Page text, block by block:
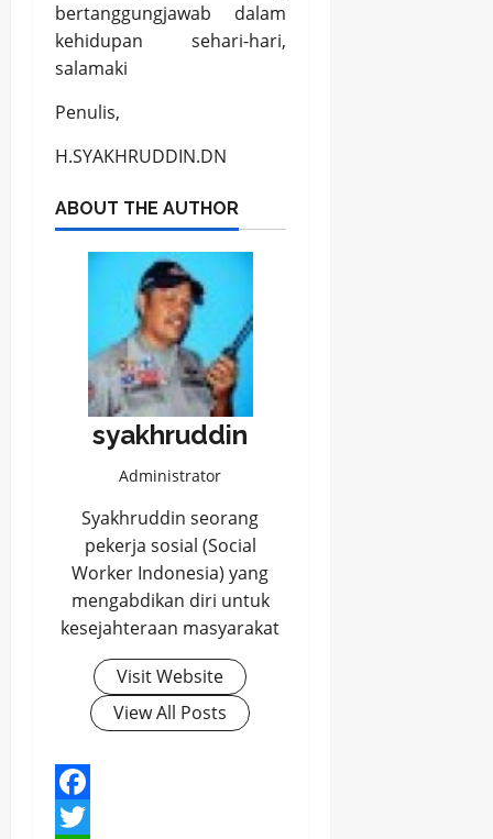
bertanggungjawab dalam
kehidupan sehari-hari,
salamaki
Penulis,
H.SYAKHRUDDIN.DN
ABOUT THE AUTHOR
syakhruddin
Administrator
Syakhruddin seorang
pekerja sosial (Social
Worker Indonesia) yang
mengabdikan diri untuk
kesejahteraan masyarakat
Visit Website
View All Posts
Facebook